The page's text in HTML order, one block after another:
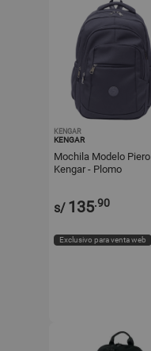
KENGAR
KENGAR
Mochila Modelo Piero
Kengar - Plomo
s/ 135.90
Exclusivo para venta web